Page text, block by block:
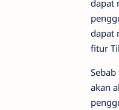
dapat
dapat
fitur
akan